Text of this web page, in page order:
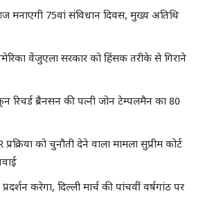
मनाएगी 75वां संविधान दिवस, मुख्य अतिथि
वेंजुएला सरकार को हिंसक तरीके से गिराने
रिचर्ड ब्रैनसन की पत्नी जोन टेम्पलमैन का 80
को चुनौती देने वाला मामला सुप्रीम कोर्ट
करेगा, दिल्ली मार्च की पांचवीं वर्षगांठ पर